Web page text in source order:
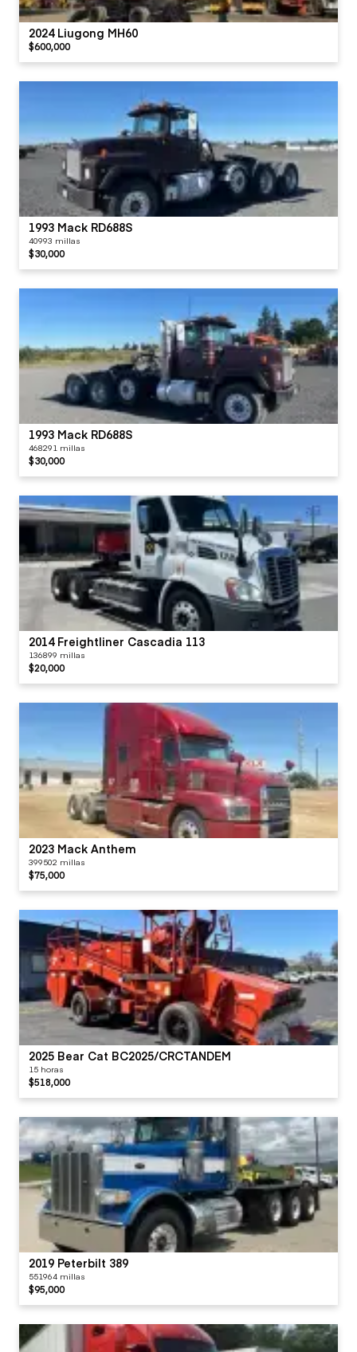
2024 Liugong MH60
$600,000
1993 Mack RD688S
40993 millas
$30,000
1993 Mack RD688S
468291 millas
$30,000
2014 Freightliner Cascadia 113
136899 millas
$20,000
2023 Mack Anthem
399502 millas
$75,000
2025 Bear Cat BC2025/CRCTANDEM
15 horas
$518,000
2019 Peterbilt 389
551964 millas
$95,000